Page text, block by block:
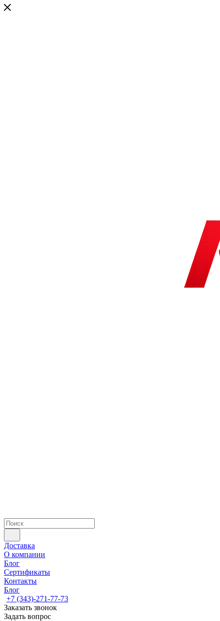
Доставка
О компании
Блог
Сертификаты
Контакты
Блог
+7 (343)-271-77-73
Заказать звонок
Задать вопрос